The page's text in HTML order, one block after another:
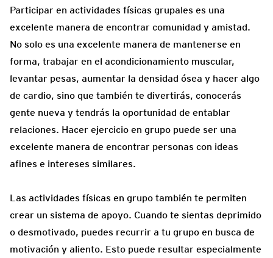
Participar en actividades físicas grupales es una
excelente manera de encontrar comunidad y amistad.
No solo es una excelente manera de mantenerse en
forma, trabajar en el acondicionamiento muscular,
levantar pesas, aumentar la densidad ósea y hacer algo
de cardio, sino que también te divertirás, conocerás
gente nueva y tendrás la oportunidad de entablar
relaciones. Hacer ejercicio en grupo puede ser una
excelente manera de encontrar personas con ideas
afines e intereses similares.
Las actividades físicas en grupo también te permiten
crear un sistema de apoyo. Cuando te sientas deprimido
o desmotivado, puedes recurrir a tu grupo en busca de
motivación y aliento. Esto puede resultar especialmente